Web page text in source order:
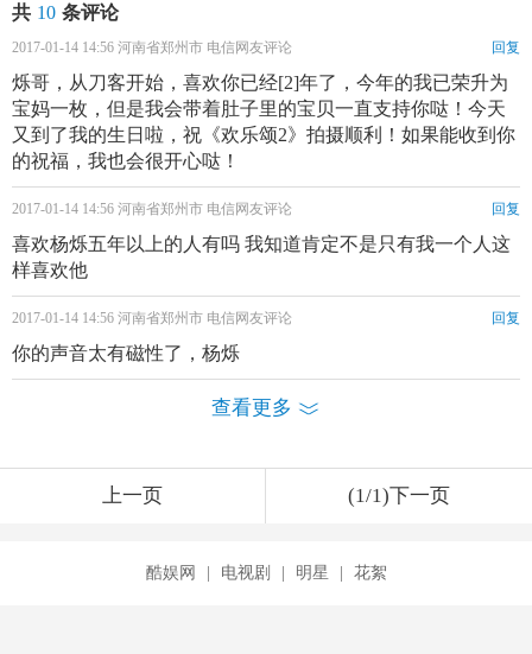
共 10 条评论
2017-01-14 14:56 河南省郑州市 电信网友评论 回复
烁哥，从刀客开始，喜欢你已经[2]年了，今年的我已荣升为
宝妈一枚，但是我会带着肚子里的宝贝一直支持你哒！今天
又到了我的生日啦，祝《欢乐颂2》拍摄顺利！如果能收到你
的祝福，我也会很开心哒！
2017-01-14 14:56 河南省郑州市 电信网友评论 回复
喜欢杨烁五年以上的人有吗 我知道肯定不是只有我一个人这
样喜欢他
2017-01-14 14:56 河南省郑州市 电信网友评论 回复
你的声音太有磁性了，杨烁
查看更多
上一页 (1/1)下一页
酷娱网 | 电视剧 | 明星 | 花絮